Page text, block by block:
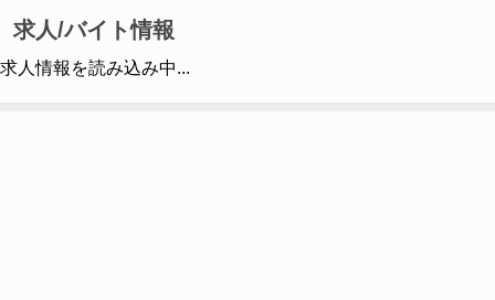
求人/バイト情報
求人情報を読み込み中...